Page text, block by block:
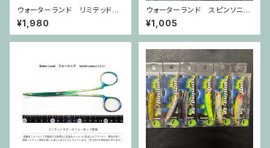
ウォーターランド リミテッドプ
ライヤーSS
¥1,980
ウォーターランド スピンソニッ
ク18g
¥1,005